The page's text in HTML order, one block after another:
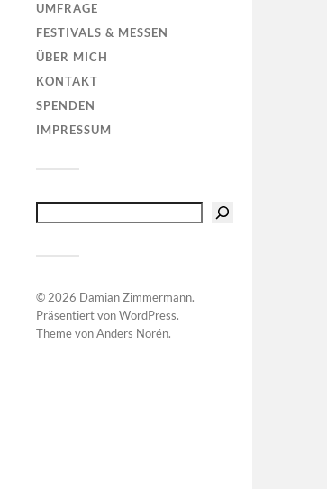
UMFRAGE
FESTIVALS & MESSEN
ÜBER MICH
KONTAKT
SPENDEN
IMPRESSUM
© 2026 Damian Zimmermann.
Präsentiert vonWordPress.
Theme vonAnders Norén.